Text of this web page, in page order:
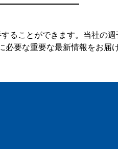
ることができます。当社の
要な重要な最新情報をお届け